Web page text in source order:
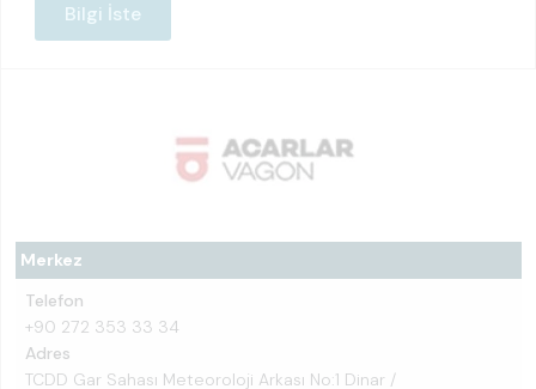
Merkez
Telefon
+90 272 353 33 34
Adres
TCDD Gar Sahası Meteoroloji Arkası No:1 Dinar /
Bilgi İste